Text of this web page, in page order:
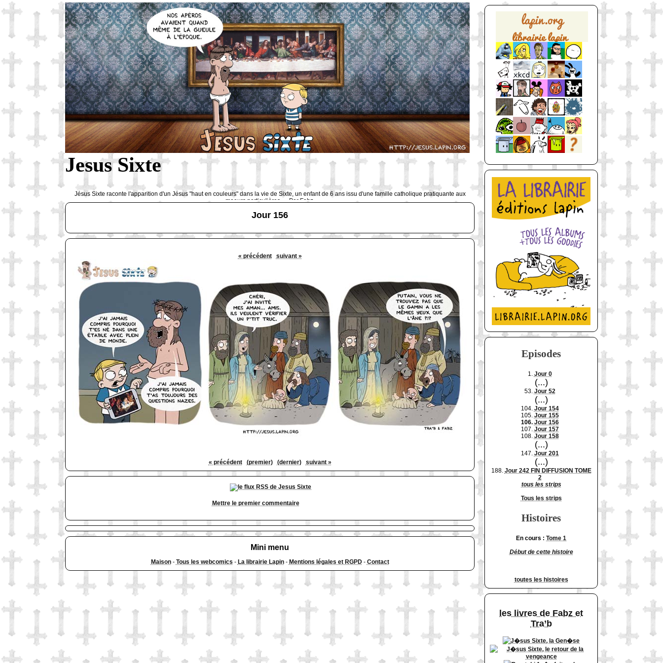
Jesus Sixte
Jésus Sixte raconte l'apparition d'un Jésus "haut en couleurs" dans la vie de Sixte, un enfant de 6 ans issu d'une famille catholique pratiquante aux
moeurs particulières … Par Fabz.
http://www.lefabz.com/
Jour 156
« précédent suivant »
« précédent (premier) (dernier) suivant »
Mettre le premier commentaire
Mini menu
Maison- Tous les webcomics - La librairie Lapin- Mentions légales et RGPD- Contact
Episodes
1. Jour 0
(...)
53. Jour 52
(...)
104. Jour 154
105. Jour 155
106. Jour 156
107. Jour 157
108. Jour 158
(...)
147. Jour 201
(...)
188. Jour 242 FIN DIFFUSION TOME
2
tous les strips
Tous les strips
Histoires
En cours : Tome 1
Début de cette histoire
toutes les histoires
les livres de Fabz et
Tra’b